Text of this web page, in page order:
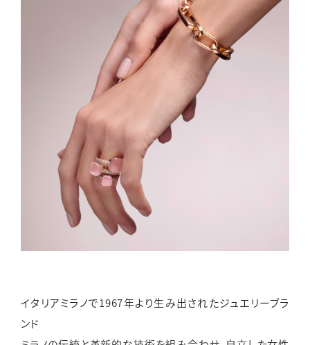
イタリアミラノで1967年より生み出されたジュエリーブラ
ンド